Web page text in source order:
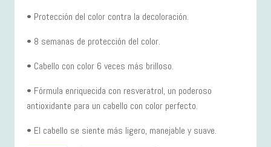
• Protección del color contra la decoloración.
• 8 semanas de protección del color.
• Cabello con color 6 veces más brilloso.
• Fórmula enriquecida con resveratrol, un poderoso
antioxidante para un cabello con color perfecto.
• El cabello se siente más ligero, manejable y suave.